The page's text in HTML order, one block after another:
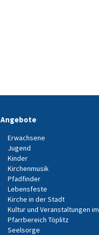
Angebote
Erwachsene
Jugend
Kinder
Kirchenmusik
Pfadfinder
Lebensfeste
Kirche in der Stadt
Kultur und Veranstaltungen im
Pfarrbereich Töplitz
Seelsorge